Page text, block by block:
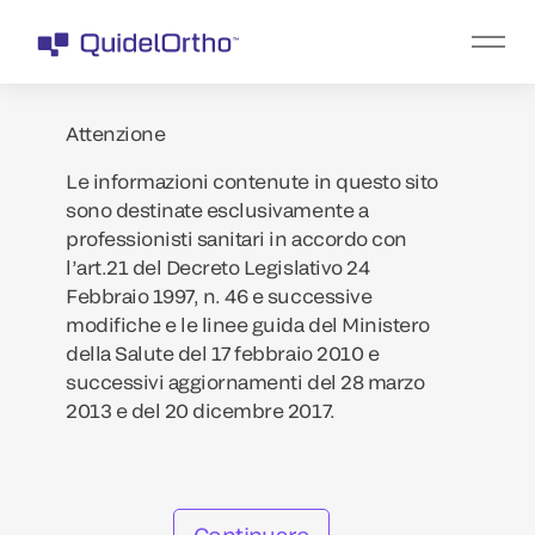
Attenzione
Le informazioni contenute in questo sito
sono destinate esclusivamente a
professionisti sanitari in accordo con
l’art.21 del Decreto Legislativo 24
Febbraio 1997, n. 46 e successive
modifiche e le linee guida del Ministero
della Salute del 17 febbraio 2010 e
successivi aggiornamenti del 28 marzo
2013 e del 20 dicembre 2017.